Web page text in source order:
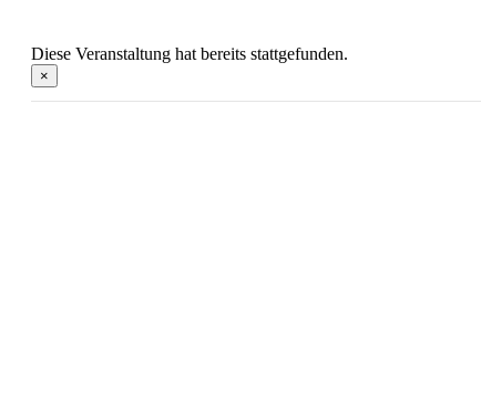
Diese Veranstaltung hat bereits stattgefunden.
×